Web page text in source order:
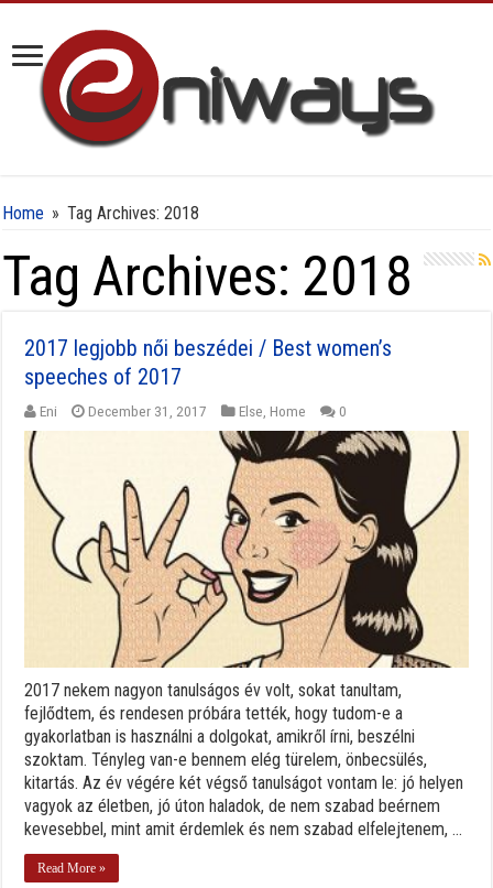
Home » Tag Archives: 2018
Tag Archives: 2018
2017 legjobb női beszédei / Best women’s
speeches of 2017
Eni December 31, 2017 Else Home 0
2017 nekem nagyon tanulságos év volt, sokat tanultam,
fejlődtem, és rendesen próbára tették, hogy tudom-e a
gyakorlatban is használni a dolgokat, amikről írni, beszélni
szoktam. Tényleg van-e bennem elég türelem, önbecsülés,
kitartás. Az év végére két végső tanulságot vontam le: jó helyen
vagyok az életben, jó úton haladok, de nem szabad beérnem
kevesebbel, mint amit érdemlek és nem szabad elfelejtenem, ...
Read More »